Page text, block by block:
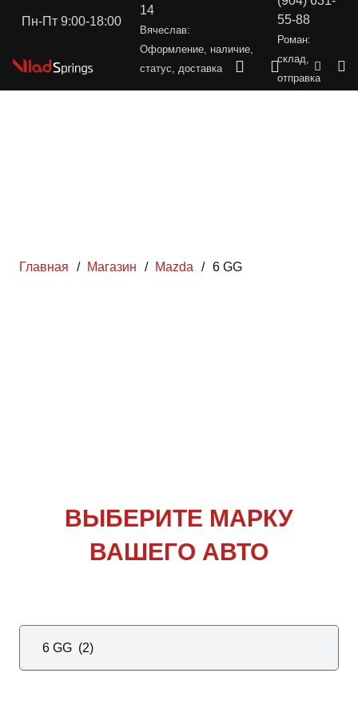
Пн-Пт 9:00-18:00
14
Вячеслав:
Оформление, наличие,
статус, доставка
55-88
Роман:
склад,
отправка
Главная / Магазин / Mazda / 6 GG
ВЫБЕРИТЕ МАРКУ
ВАШЕГО АВТО